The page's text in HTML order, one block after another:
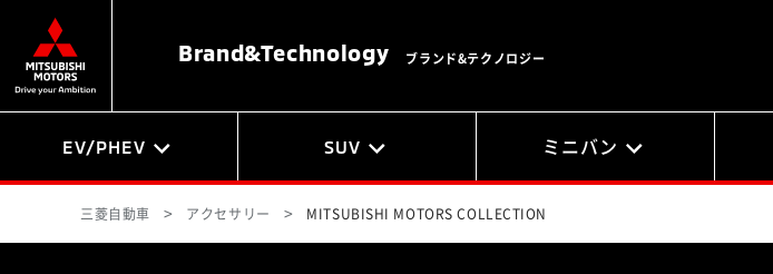
Brand&Technology ブランド&テクノロジー
EV/PHEV SUV ミニバン
三菱自動車 アクセサリー MITSUBISHI MOTORS COLLECTION